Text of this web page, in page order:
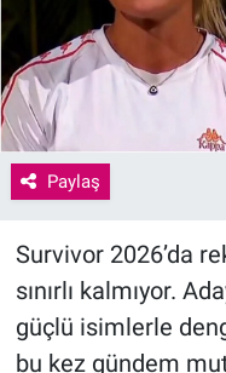
Paylaş
Survivor 2026’da
sınırlı kalmıyor.
güçlü isimlerle
bu kez gündem